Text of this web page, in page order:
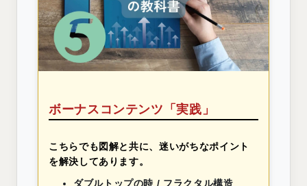
ボーナスコンテンツ「実践」
こちらでも図解と共に、迷いがちなポイント
を解決してあります。
ダブルトップの時 / フラクタル構造